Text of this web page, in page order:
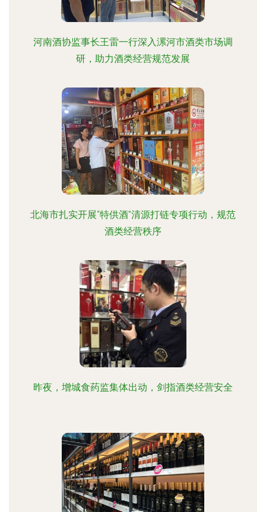
河南酒协监事长王雷一行深入漯河市酒类市场调
研，助力酒类经营规范发展
北海市扎实开展“特供酒”清源打链专项行动，规范
酒类经营秩序
昨夜，增城食药监集体出动，剑指酒类经营安全